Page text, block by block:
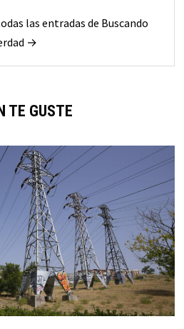
las entradas de Buscando
→
TE GUSTE